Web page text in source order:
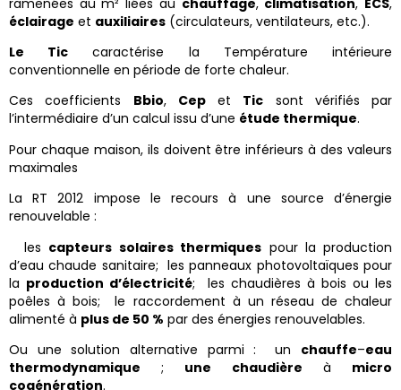
éclairage et auxiliaires (circulateurs, ventilateurs, etc.).
Le Tic caractérise la Température intérieure
conventionnelle en période de forte chaleur.
Ces coefficients Bbio, Cepet Tic sont vérifiés par
l’intermédiaire d’un calcul issu d’une étude thermique.
Pour chaque maison, ils doivent être inférieurs à des valeurs
maximales
La RT 2012 impose le recours à une source d’énergie
renouvelable :
les capteurs solaires thermiques pour la production
d’eau chaude sanitaire; les panneaux photovoltaïques pour
la production d’électricité; les chaudières à bois ou les
poêles à bois; le raccordement à un réseau de chaleur
alimenté à plus de 50 % par des énergies renouvelables.
Ou une solution alternative parmi : un chauffe–eau
thermodynamique ; une chaudière à micro
cogénération.